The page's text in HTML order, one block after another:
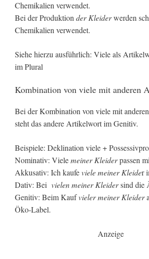
Chemikalien verwendet.
Bei der Produktion der Kleiderwerden
Chemikalien verwendet.
Siehe hierzu ausführlich: Viele als
im Plural
Kombination von viele mit anderen
Bei der Kombination von viele mit
steht das andere Artikelwort im Genitiv.
Beispiele: Deklination viele +
Nominativ: Vielemeiner Kleiderpassen
Akkusativ: Ich kaufeviele meiner Kleider
Dativ: Bei vielen meiner Kleidersind die
Genitiv: Beim Kaufvieler meiner Kleider
Öko-Label.
Anzeige